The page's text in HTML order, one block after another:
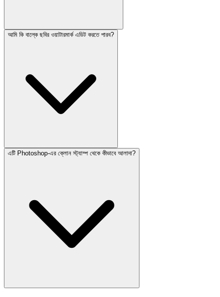
আমি কি বাল্কে ছবির ওয়াটারমার্ক এডিট করতে পারব?
এটি Photoshop-এর ক্লোন স্ট্যাম্প থেকে কীভাবে আলাদা?